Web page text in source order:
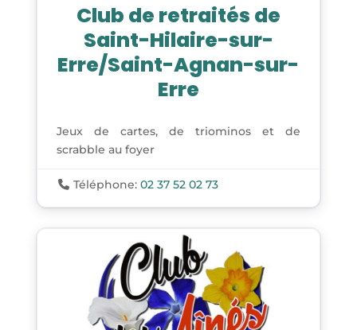
Club de retraités de
Saint-Hilaire-sur-
Erre/Saint-Agnan-sur-
Erre
Jeux de cartes, de triominos et de
scrabble au foyer
Téléphone:02 37 52 02 73